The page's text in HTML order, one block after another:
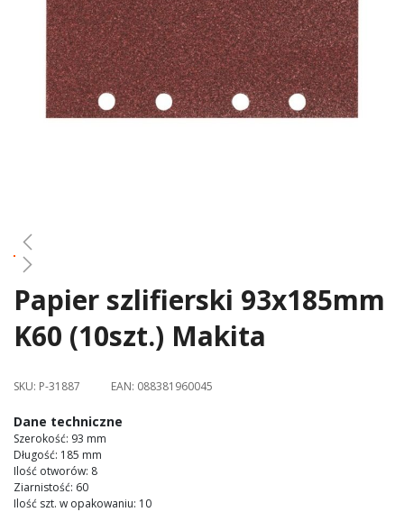
gallery
Skip
the
of
images
gallery
Papier szlifierski 93x185mm
K60 (10szt.) Makita
SKU: P-31887 EAN: 088381960045
Dane techniczne
Szerokość: 93 mm
Długość: 185 mm
Ilość otworów: 8
Ziarnistość: 60
Ilość szt. w opakowaniu: 10